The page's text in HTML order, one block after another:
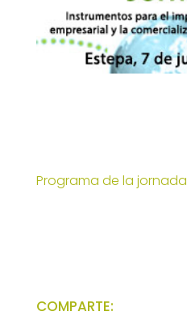
Programa de la jornada
COMPARTE: